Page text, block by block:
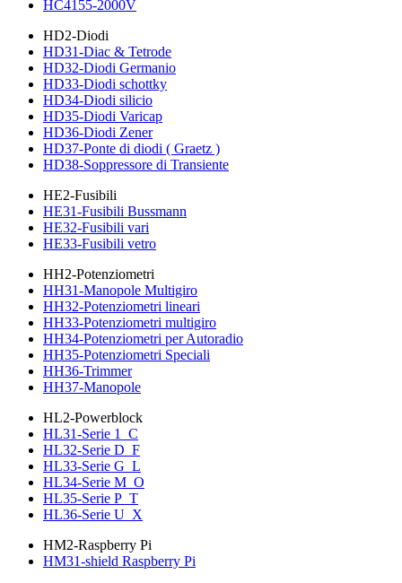
HC4155-2000V
HD2-Diodi
HD31-Diac & Tetrode
HD32-Diodi Germanio
HD33-Diodi schottky
HD34-Diodi silicio
HD35-Diodi Varicap
HD36-Diodi Zener
HD37-Ponte di diodi ( Graetz )
HD38-Soppressore di Transiente
HE2-Fusibili
HE31-Fusibili Bussmann
HE32-Fusibili vari
HE33-Fusibili vetro
HH2-Potenziometri
HH31-Manopole Multigiro
HH32-Potenziometri lineari
HH33-Potenziometri multigiro
HH34-Potenziometri per Autoradio
HH35-Potenziometri Speciali
HH36-Trimmer
HH37-Manopole
HL2-Powerblock
HL31-Serie 1_C
HL32-Serie D_F
HL33-Serie G_L
HL34-Serie M_O
HL35-Serie P_T
HL36-Serie U_X
HM2-Raspberry Pi
HM31-shield Raspberry Pi